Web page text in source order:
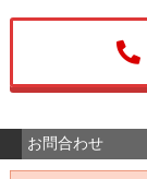
お問合わせ